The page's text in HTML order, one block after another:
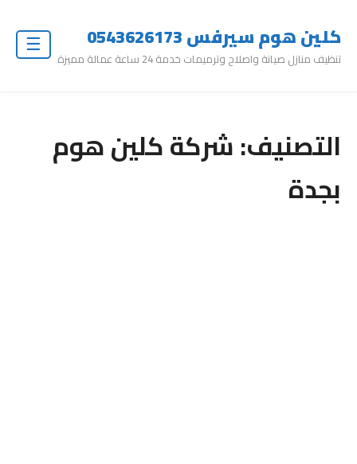
كلين هوم سيرفس 0543626173
تنظيف منازل صيانة واصلاح وترميمات خدمة 24 ساعة عمالة مميزة
التصنيف:شركة كلين هوم
بجدة